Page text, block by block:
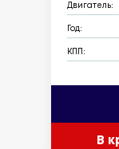
Двигатель:
Год:
КПП:
В